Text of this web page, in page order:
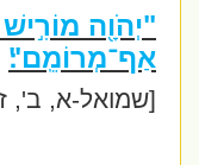
"יְהֹוָ֖ה
אַף־מְרוֹמֵֽם"׃
[שמואל-א, ב', ז]